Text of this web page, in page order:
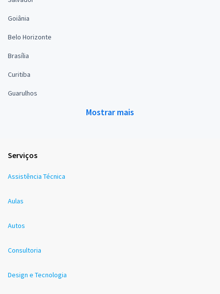
Goiânia
Belo Horizonte
Brasília
Curitiba
Guarulhos
Mostrar mais
Serviços
Assistência Técnica
Aulas
Autos
Consultoria
Design e Tecnologia